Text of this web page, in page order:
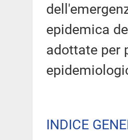
epidemica
adottate per
INDICE